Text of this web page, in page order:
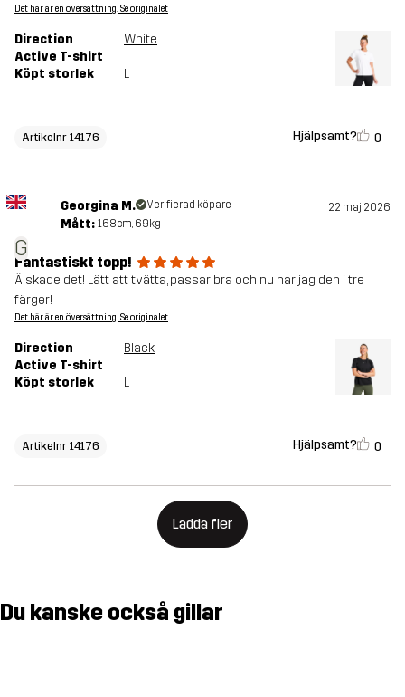
Det här är en översättning. Se originalet
Direction
Active T-shirt
White
Köpt storlek L
Artikelnr 14176 Hjälpsamt? 0
G
Georgina M. Verifierad köpare 22 maj 2026
Mått: 168cm, 69kg
Fantastiskt topp!
Älskade det! Lätt att tvätta, passar bra och nu har jag den i tre
färger!
Det här är en översättning. Se originalet
Direction
Active T-shirt
Black
Köpt storlek L
Artikelnr 14176 Hjälpsamt? 0
Ladda fler
Du kanske också gillar